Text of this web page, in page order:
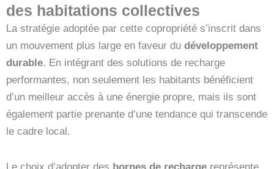
des habitations collectives
La stratégie adoptée par cette copropriété s’inscrit dans
un mouvement plus large en faveur du développement
durable. En intégrant des solutions de recharge
performantes, non seulement les habitants bénéficient
d’un meilleur accès à une énergie propre, mais ils sont
également partie prenante d’une tendance qui transcende
le cadre local.
Le choix d’adopter des bornes de recharge représente